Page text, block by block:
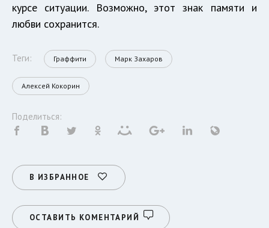
курсе ситуации. Возможно, этот знак памяти и
любви сохранится.
Теги: Граффити Марк Захаров
Алексей Кокорин
Поделиться:
В ИЗБРАННОЕ
ОСТАВИТЬ КОМЕНТАРИЙ